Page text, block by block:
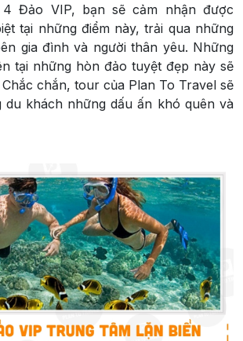
Đảo VIP, bạn sẽ cảm nhận được
tại những điểm này, trải qua những
gia đình và người thân yêu. Những
tại những hòn đảo tuyệt đẹp này sẽ
chắn, tour của Plan To Travel sẽ
du khách những dấu ấn khó quên và